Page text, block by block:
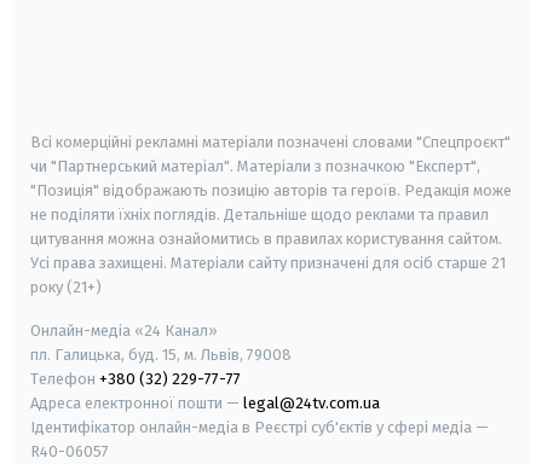
Всі комерційні рекламні матеріали позначені словами "Спецпроєкт"
чи "Партнерський матеріал". Матеріали з позначкою "Експерт",
"Позиція" відображають позицію авторів та героїв. Редакція може
не поділяти їхніх поглядів. Детальніше щодо реклами та правил
цитування можна ознайомитись в правилах користування сайтом.
Усі права захищені. Матеріали сайту призначені для осіб старше 21
року (21+)
Онлайн-медіа «24 Канал»
пл. Галицька, буд. 15, м. Львів, 79008
Телефон +380 (32) 229-77-77
Адреса електронної пошти — legal@24tv.com.ua
Ідентифікатор онлайн-медіа в Реєстрі суб'єктів у сфері медіа —
R40-06057